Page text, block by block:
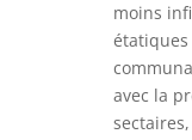
moins
étatiques
avec la
sectaires,